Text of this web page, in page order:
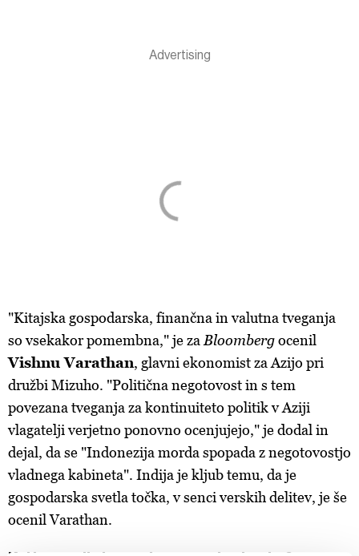
"Kitajska gospodarska, finančna in valutna tveganja
so vsekakor pomembna," je za Bloombergocenil
Vishnu Varathan, glavni ekonomist za Azijo pri
družbi Mizuho. "Politična negotovost in s tem
povezana tveganja za kontinuiteto politik v Aziji
vlagatelji verjetno ponovno ocenjujejo," je dodal in
dejal, da se "Indonezija morda spopada z negotovostjo
vladnega kabineta". Indija je kljub temu, da je
gospodarska svetla točka, v senci verskih delitev, je še
ocenil Varathan.